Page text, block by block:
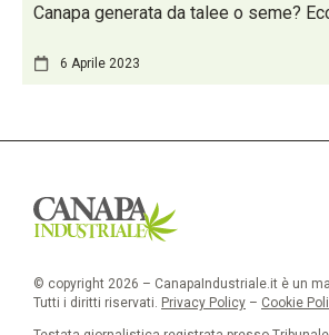
Canapa generata da talee o seme?
6 Aprile 2023
© copyright 2026 – CanapaIndustriale.it è un
Tutti i diritti riservati. Privacy Policy – Cookie